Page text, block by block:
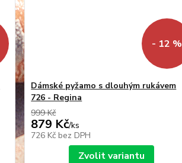
- 12 %
Dámské pyžamo s dlouhým rukávem
726 - Regina
999 Kč
879 Kč/ks
726 Kč bez DPH
Zvolit variantu